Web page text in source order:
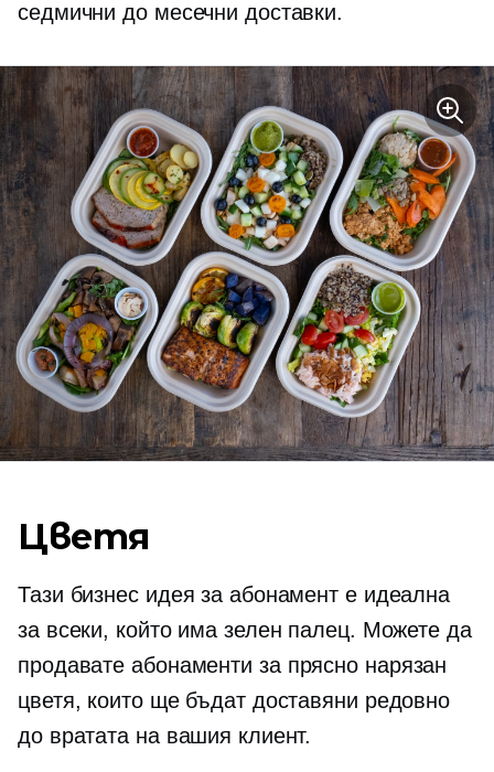
седмични до месечни доставки.
Цветя
Тази бизнес идея за абонамент е идеална
за всеки, който има зелен палец. Можете да
продавате абонаменти за прясно нарязан
цветя, които ще бъдат доставяни редовно
до вратата на вашия клиент.